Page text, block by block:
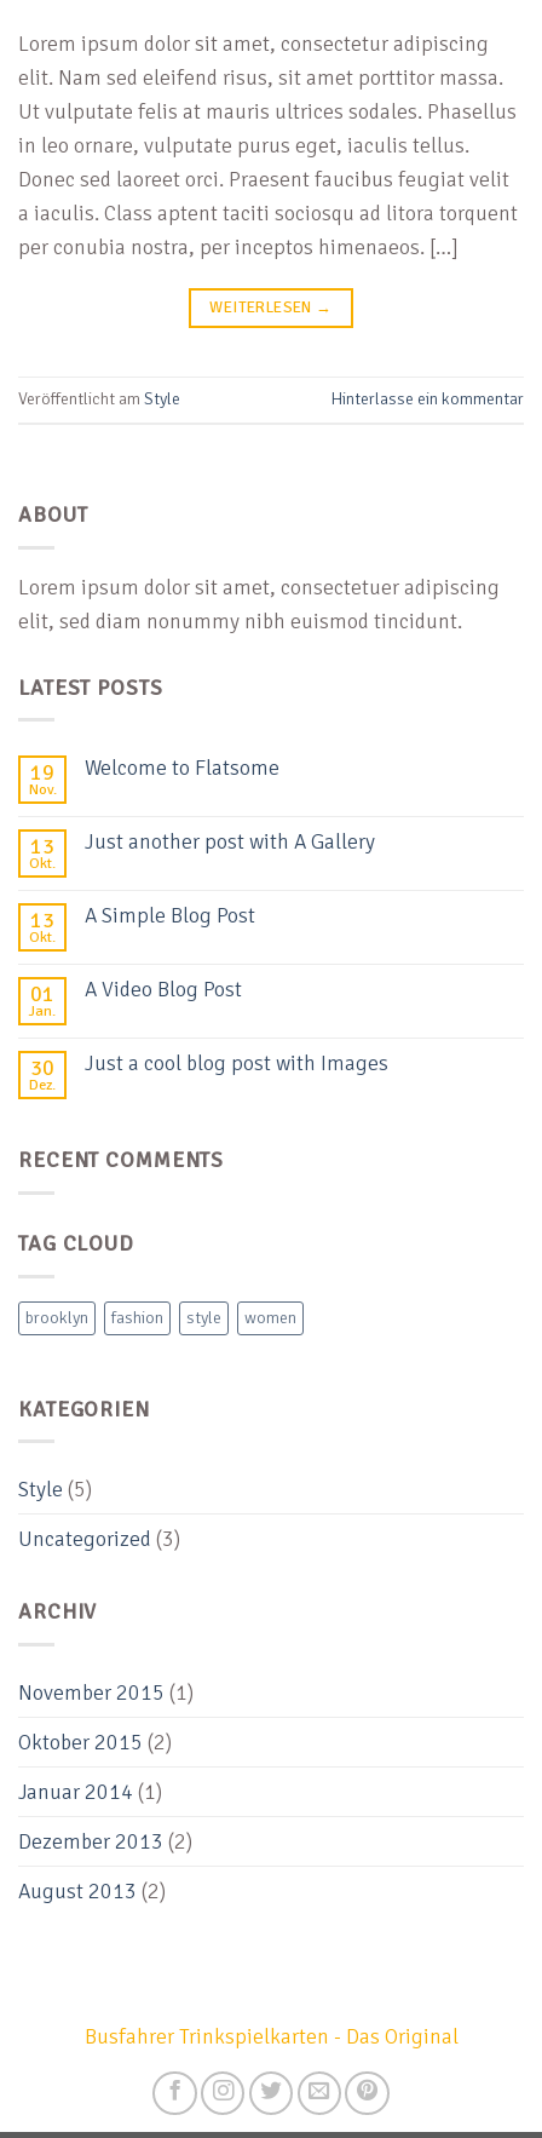
Lorem ipsum dolor sit amet, consectetur adipiscing
elit. Nam sed eleifend risus, sit amet porttitor massa.
Ut vulputate felis at mauris ultrices sodales. Phasellus
in leo ornare, vulputate purus eget, iaculis tellus.
Donec sed laoreet orci. Praesent faucibus feugiat velit
a iaculis. Class aptent taciti sociosqu ad litora torquent
per conubia nostra, per inceptos himenaeos. […]
WEITERLESEN →
Veröffentlicht am Style Hinterlasse ein kommentar
ABOUT
Lorem ipsum dolor sit amet, consectetuer adipiscing
elit, sed diam nonummy nibh euismod tincidunt.
LATEST POSTS
19
Nov.
Welcome to Flatsome
13
Okt.
Just another post with A Gallery
13
Okt.
A Simple Blog Post
01
Jan.
A Video Blog Post
30
Dez.
Just a cool blog post with Images
RECENT COMMENTS
TAG CLOUD
brooklyn fashion style women
KATEGORIEN
Style (5)
Uncategorized (3)
ARCHIV
November 2015 (1)
Oktober 2015 (2)
Januar 2014 (1)
Dezember 2013 (2)
August 2013 (2)
Busfahrer Trinkspielkarten - Das Original